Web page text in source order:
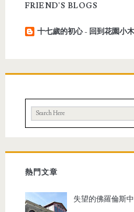
FRIEND'S BLOGS
十七歲的初心 - 回到花園小
熱門文章
失望的佛羅倫斯